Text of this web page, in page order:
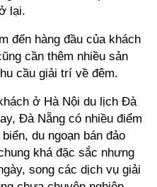
lại.
đến hàng đầu của khách
cần thêm nhiều sản
cầu giải trí về đêm.
ở Hà Nội du lịch Đà
Đà Nẵng có nhiều điểm
du ngoạn bán đảo
khá đặc sắc nhưng
song các dịch vụ giải